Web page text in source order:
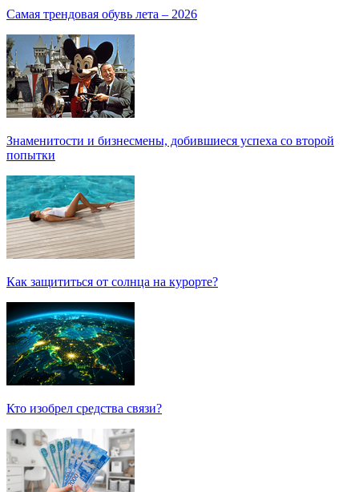
Самая трендовая обувь лета – 2026
Знаменитости и бизнесмены, добившиеся успеха со второй
попытки
Как защититься от солнца на курорте?
Кто изобрел средства связи?